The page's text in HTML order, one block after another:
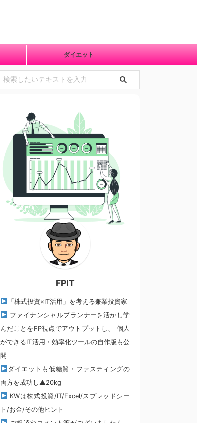
ダイエット
FPIT
「株式投資×IT活用」を考える兼業投資家
ファイナンシャルプランナーを活かし学
んだことをFP視点でアウトプットし、 個人
ができるIT活用・効率化ツールの自作版も公
開
ダイエットも低糖質・ファスティングの
両方を成功し▲20kg
KWは株式投資/IT/Excel/スプレッドシー
ト/お金/その他ヒント